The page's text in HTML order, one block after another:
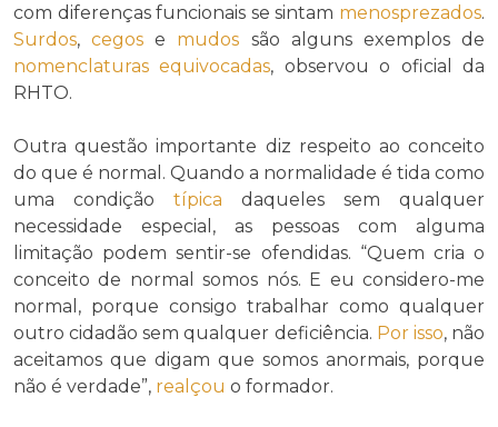
com diferenças funcionais se sintam menosprezados.
Surdos,cegos e mudos são alguns exemplos de
nomenclaturas equivocadas, observou o oficial da
RHTO.
Outra questão importante diz respeito ao conceito
do que é normal. Quando a normalidade é tida como
uma condição típica daqueles sem qualquer
necessidade especial, as pessoas com alguma
limitação podem sentir-se ofendidas. “Quem cria o
conceito de normal somos nós. E eu considero-me
normal, porque consigo trabalhar como qualquer
outro cidadão sem qualquer deficiência. Por isso, não
aceitamos que digam que somos anormais, porque
não é verdade”, realçou o formador.